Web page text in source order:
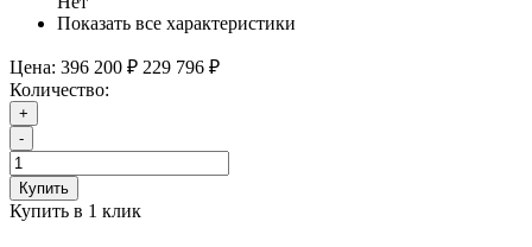
Показать все характеристики
Цена: 396 200 ₽ 229 796 ₽
Количество:
+
-
Купить
Купить в 1 клик